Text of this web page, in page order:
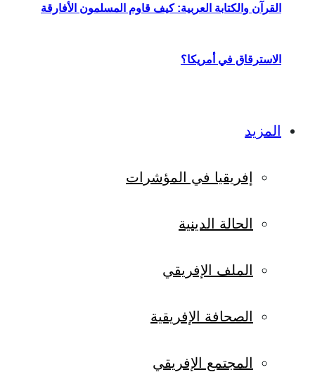
القرآن والكتابة العربية: كيف قاوم المسلمون الأفارقة
الاسترقاق في أمريكا؟
المزيد
إفريقيا في المؤشرات
الحالة الدينية
الملف الإفريقي
الصحافة الإفريقية
المجتمع الإفريقي